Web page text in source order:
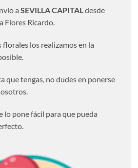
a SEVILLA CAPITALdesde
Flores Ricardo.
florales los realizamos en la
que tengas, no dudes en ponerse
lo pone fácil para que pueda